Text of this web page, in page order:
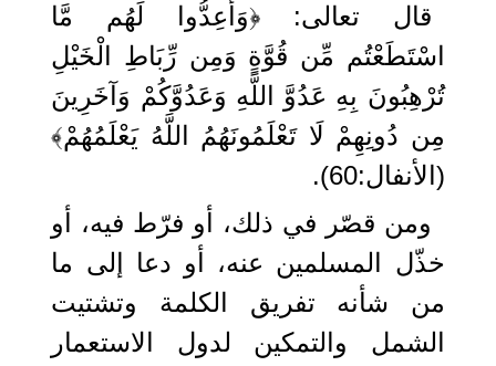
قال تعالى: ﴿وَأَعِدُّوا لَهُم مَّا
اسْتَطَعْتُم مِّن قُوَّةٍ وَمِن رِّبَاطِ الْخَيْلِ
تُرْهِبُونَ بِهِ عَدُوَّ اللَّهِ وَعَدُوَّكُمْ وَآخَرِينَ
مِن دُونِهِمْ لَا تَعْلَمُونَهُمُ اللَّهُ يَعْلَمُهُمْ﴾
(الأنفال:60).
ومن قصّر في ذلك، أو فرّط فيه، أو
خذّل المسلمين عنه، أو دعا إلى ما
من شأنه تفريق الكلمة وتشتيت
الشمل والتمكين لدول الاستعمار